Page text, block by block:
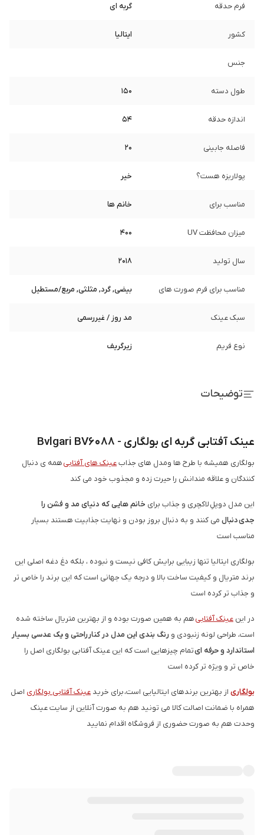
فرم حدقه گربه ای
کشور ایتالیا
جنس
طول دسته 150
اندازه حدقه 54
فاصله جابینی 20
پولاریزه هست؟ خیر
مناسب برای خانم ها
میزان محافظت UV 400
سال تولید 2018
مناسب برای فرم صورت های بیضی, گرد, مثلثی, مربع/مستطیل
سبک عینک مد روز / غیررسمی
نوع فریم زیرگریف
توضیحات
عینک آفتابی گربه ای بولگاری - Bvlgari BV6088
بولگاری همیشه با طرح ها ومدل های جذابعینک های آفتابیهمه ی دنبال
کنندگان و علاقه مندانش را حیرت زده و مجذوب خود می کند
این مدل دوپلِ لاکچری و جذاب برای خانم هایی که دنیای مد و فشن را
جدی دنبال می کنند و به دنبال بروز بودن و نهایت جذابیت هستند بسیار
مناسب است
بولگاری ایتالیا تنها زیبایی برایش کافی نیست و نبوده ، بلکه دغ دغه اصلی این
برند متریال و کیفیت ساخت بالا و درجه یک جهانی است که این برند را خاص تر
و جذاب تر کرده است
در این عینک آفتابیهم به همین صورت بوده و از بهترین متریال ساخته شده
است، طراحی لونه زنبودی و رنگ بندی این مدل در کنار راحتی و یک عدسی بسیار
استاندارد و حرفه ایتمام چیزهایی است که این عینک آفتابی بولگاری اصل را
خاص تر و ویژه تر کرده است
بولگاری از بهترین برندهای ایتالیایی است، برای خرید عینک آفتابی بولگاری اصل
همراه با ضمانت اصالت کالا می تونید هم به صورت آنلاین از سایت عینک
وحدت هم به صورت حضوری از فروشگاه اقدام نمایید